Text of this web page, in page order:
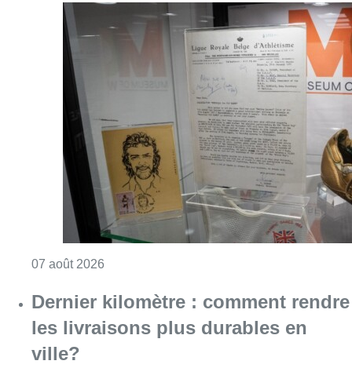
07 août 2026 Consulter l'article "Mémorial Van Damme:
Dernier kilomètre : comment rendre
les livraisons plus durables en
ville?